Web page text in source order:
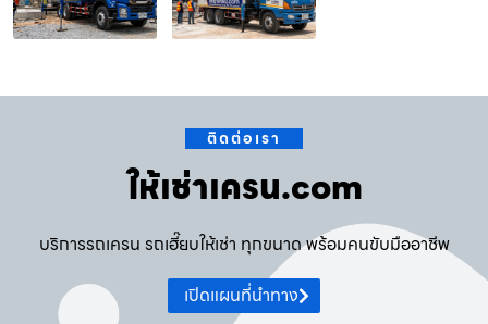
ติดต่อเรา
ให้เช่าเครน.com
บริการรถเครน รถเฮี๊ยบให้เช่า ทุกขนาด พร้อมคนขับมืออาชีพ
เปิดแผนที่นำทาง